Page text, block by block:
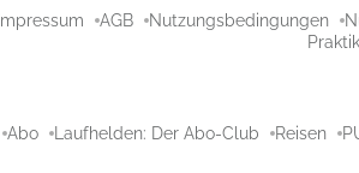
Impressum AGB Nutzungsbedingungen
Abo Laufhelden: Der Abo-Club Reisen